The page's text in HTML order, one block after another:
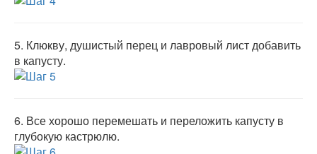
5. Клюкву, душистый перец и лавровый лист добавить
в капусту.
6. Все хорошо перемешать и переложить капусту в
глубокую кастрюлю.